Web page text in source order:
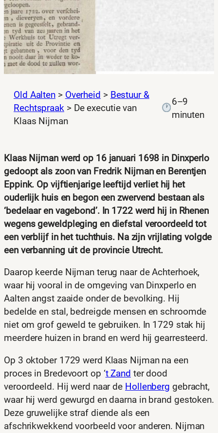
Old Aalten > Overheid > Bestuur &
Rechtspraak> De executie van
Klaas Nijman
6–9
minuten
Klaas Nijman werd op 16 januari 1698 in Dinxperlo
gedoopt als zoon van Fredrik Nijman en Berentjen
Eppink. Op vijftienjarige leeftijd verliet hij het
ouderlijk huis en begon een zwervend bestaan als
‘bedelaar en vagebond’. In 1722 werd hij in Rhenen
wegens geweldpleging en diefstal veroordeeld tot
een verblijf in het tuchthuis. Na zijn vrijlating volgde
een verbanning uit de provincie Utrecht.
Daarop keerde Nijman terug naar de Achterhoek,
waar hij vooral in de omgeving van Dinxperlo en
Aalten angst zaaide onder de bevolking. Hij
bedelde en stal, bedreigde mensen en schroomde
niet om grof geweld te gebruiken. In 1729 stak hij
meerdere huizen in brand en werd hij gearresteerd.
Op 3 oktober 1729 werd Klaas Nijman na een
proces in Bredevoort op ‘t Zand ter dood
veroordeeld. Hij werd naar de Hollenberg gebracht,
waar hij werd gewurgd en daarna in brand gestoken.
Deze gruwelijke straf diende als een
afschrikwekkend voorbeeld voor anderen. Nijman